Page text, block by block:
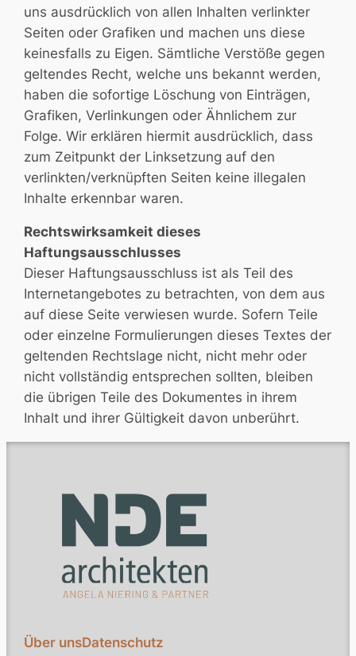
uns ausdrücklich von allen Inhalten verlinkter
Seiten oder Grafiken und machen uns diese
keinesfalls zu Eigen. Sämtliche Verstöße gegen
geltendes Recht, welche uns bekannt werden,
haben die sofortige Löschung von Einträgen,
Grafiken, Verlinkungen oder Ähnlichem zur
Folge. Wir erklären hiermit ausdrücklich, dass
zum Zeitpunkt der Linksetzung auf den
verlinkten/verknüpften Seiten keine illegalen
Inhalte erkennbar waren.
Rechtswirksamkeit dieses
Haftungsausschlusses
Dieser Haftungsausschluss ist als Teil des
Internetangebotes zu betrachten, von dem aus
auf diese Seite verwiesen wurde. Sofern Teile
oder einzelne Formulierungen dieses Textes der
geltenden Rechtslage nicht, nicht mehr oder
nicht vollständig entsprechen sollten, bleiben
die übrigen Teile des Dokumentes in ihrem
Inhalt und ihrer Gültigkeit davon unberührt.
Über unsDatenschutz